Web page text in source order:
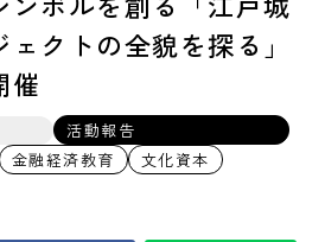
クトの全貌を探る」
催
活動報告
金融経済教育 文化資本